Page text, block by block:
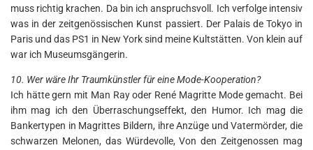
muss richtig krachen. Da bin ich anspruchsvoll. Ich verfolge intensiv
was in der zeitgenössischen Kunst passiert. Der Palais de Tokyo in
Paris und das PS1 in New York sind meine Kultstätten. Von klein auf
war ich Museumsgängerin.
10. Wer wäre Ihr Traumkünstler für eine Mode-Kooperation?
Ich hätte gern mit Man Ray oder René Magritte Mode gemacht. Bei
ihm mag ich den Überraschungseffekt, den Humor. Ich mag die
Bankertypen in Magrittes Bildern, ihre Anzüge und Vatermörder, die
schwarzen Melonen, das Würdevolle, Von den Zeitgenossen mag